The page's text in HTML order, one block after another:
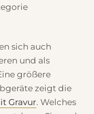
sich auch
und als
größere
zeigt die
Gravur. Welches